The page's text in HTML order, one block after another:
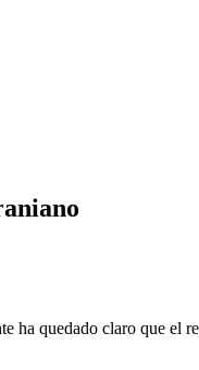
ha quedado claro que el